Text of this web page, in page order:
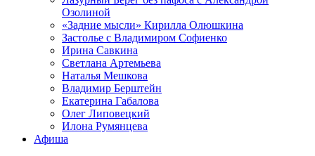
Озолиной
«Задние мысли» Кирилла Олюшкина
Застолье с Владимиром Софиенко
Ирина Савкина
Светлана Артемьева
Наталья Мешкова
Владимир Берштейн
Екатерина Габалова
Олег Липовецкий
Илона Румянцева
Афиша